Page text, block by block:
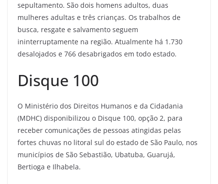
sepultamento. São dois homens adultos, duas
mulheres adultas e três crianças. Os trabalhos de
busca, resgate e salvamento seguem
ininterruptamente na região. Atualmente há 1.730
desalojados e 766 desabrigados em todo estado.
Disque 100
O Ministério dos Direitos Humanos e da Cidadania
(MDHC) disponibilizou o Disque 100, opção 2, para
receber comunicações de pessoas atingidas pelas
fortes chuvas no litoral sul do estado de São Paulo, nos
municípios de São Sebastião, Ubatuba, Guarujá,
Bertioga e Ilhabela.